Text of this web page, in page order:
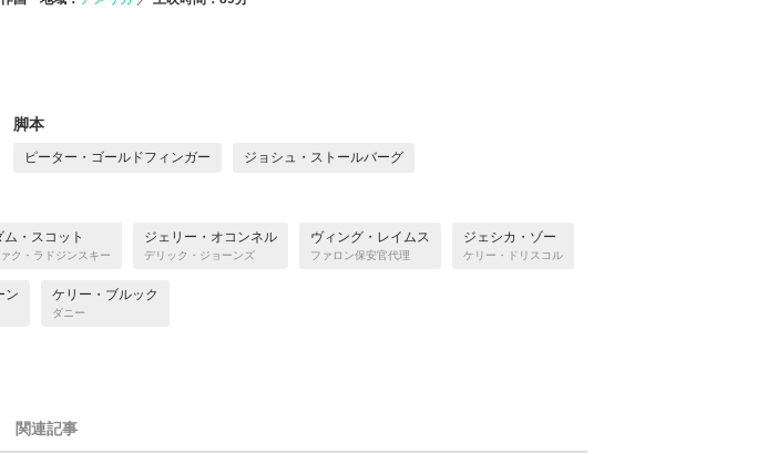
脚本
ピーター・ゴールドフィンガー ジョシュ・ストールバーグ
ム・スコット
ァク・ラドジンスキー
ジェリー・オコンネル
デリック・ジョーンズ
ヴィング・レイムス
ファロン保安官代理
ジェシカ・ゾー
ケリー・ドリスコル
ン ケリー・ブルック
ダニー
関連記事